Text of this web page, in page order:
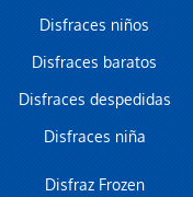
Disfraces niños
Disfraces baratos
Disfraces despedidas
Disfraces niña
Disfraz Frozen